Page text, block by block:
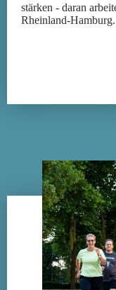
stärken - daran
Rheinland-Hamburg.